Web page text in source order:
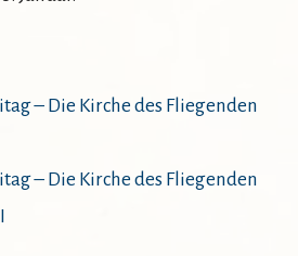
– Die Kirche des Fliegenden
– Die Kirche des Fliegenden